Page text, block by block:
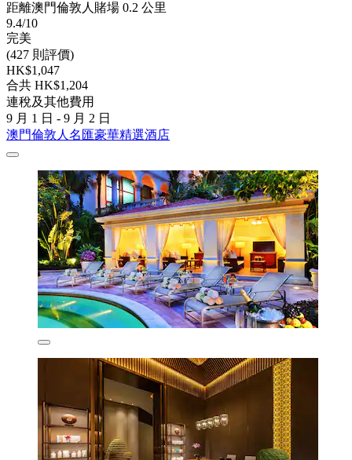
距離澳門倫敦人賭場 0.2 公里
9.4/10
完美
(427 則評價)
HK$1,047
合共 HK$1,204
連稅及其他費用
9 月 1 日 - 9 月 2 日
澳門倫敦人名匯豪華精選酒店